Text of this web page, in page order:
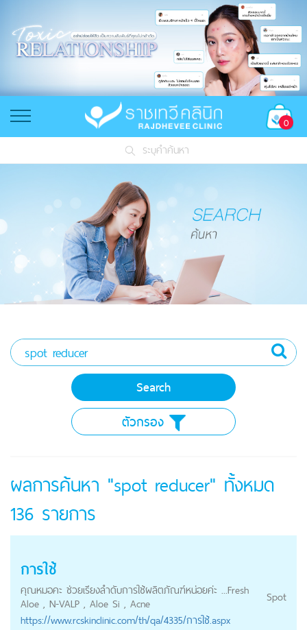
0
ระบุคำค้นหา
ตัวกรอง
ผลการค้นหา "spot reducer" ทั้งหมด
136 รายการ
การใช้
คุณหมอคะ ช่วยเรียงลำดับการใช้ผลิตภัณฑ์หน่อยค่ะ ...Fresh
Aloe , N-VALP , Aloe Si , Acne
Spot
https://www.rcskinclinic.com/th/qa/4335/การใช้.aspx